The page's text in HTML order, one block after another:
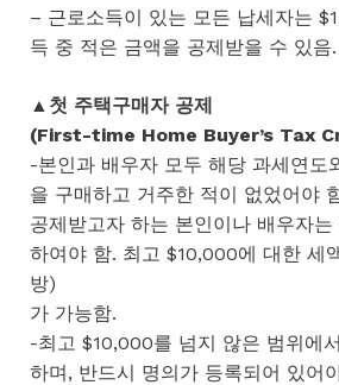
– 근로소득이 있는 모든 납세자는
득 중 적은 금액을 공제받을 수 있음.
▲첫 주택구매자 공제
(First-time Home Buyer’s Tax
-본인과 배우자 모두 해당 과세연도
을 구매하고 거주한 적이 없었어야
공제받고자 하는 본인이나 배우자
하여야 함. 최고 $10,000에 대한 세
방)
가 가능함.
-최고 $10,000를 넘지 않은 범위에
하며, 반드시 명의가 등록되어 있어